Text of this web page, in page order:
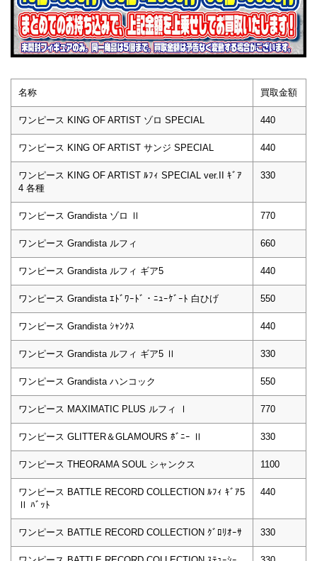
名称 買取金額
ワンピース KING OF ARTIST ゾロ SPECIAL 440
ワンピース KING OF ARTIST サンジ SPECIAL 440
ワンピース KING OF ARTIST ﾙﾌｨ SPECIAL ver.II ｷﾞｱ
4 各種
330
ワンピース Grandista ゾロ Ⅱ 770
ワンピース Grandista ルフィ 660
ワンピース Grandista ルフィ ギア5 440
ワンピース Grandista ｴﾄﾞﾜｰﾄﾞ・ﾆｭｰｹﾞｰﾄ 白ひげ 550
ワンピース Grandista ｼｬﾝｸｽ 440
ワンピース Grandista ルフィ ギア5 Ⅱ 330
ワンピース Grandista ハンコック 550
ワンピース MAXIMATIC PLUS ルフィ Ⅰ 770
ワンピース GLITTER＆GLAMOURS ﾎﾞﾆｰ Ⅱ 330
ワンピース THEORAMA SOUL シャンクス 1100
ワンピース BATTLE RECORD COLLECTION ﾙﾌｨ ｷﾞｱ5
Ⅱ ﾊﾞｯﾄ
440
ワンピース BATTLE RECORD COLLECTION ｸﾞﾛﾘｵｰｻ 330